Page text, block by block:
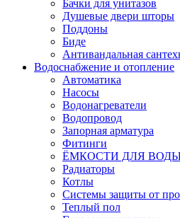
Бачки для унитазов
Душевые двери шторы
Поддоны
Биде
Антивандальная
Водоснабжение и отопление
Автоматика
Насосы
Водонагреватели
Водопровод
Запорная арматура
Фитинги
ЁМКОСТИ ДЛЯ
Радиаторы
Котлы
Системы защиты от
Теплый пол